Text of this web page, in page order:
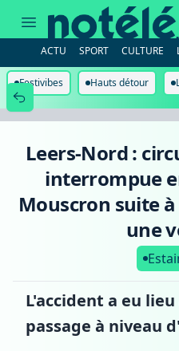
Nord
circulation
trains
interrompue
entre
Tournai
et
avec
ACTU SPORT CULTURE
Festivibes Hauts détour
Leers-Nord :
interrompue
Mouscron suite
une
L'accident a eu
passage à niveau